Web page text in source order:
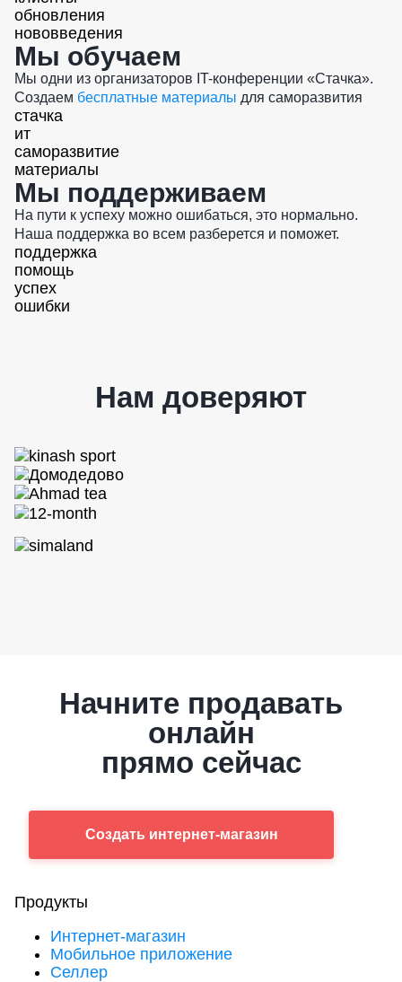
обновления
нововведения
Мы обучаем
Мы одни из организаторов IT-конференции «Стачка».
Создаем бесплатные материалы для саморазвития
стачка
ит
саморазвитие
материалы
Мы поддерживаем
На пути к успеху можно ошибаться, это нормально.
Наша поддержка во всем разберется и поможет.
поддержка
помощь
успех
ошибки
Нам доверяют
Начните продавать
онлайн
прямо сейчас
Создать интернет-магазин
Продукты
Интернет-магазин
Мобильное приложение
Селлер